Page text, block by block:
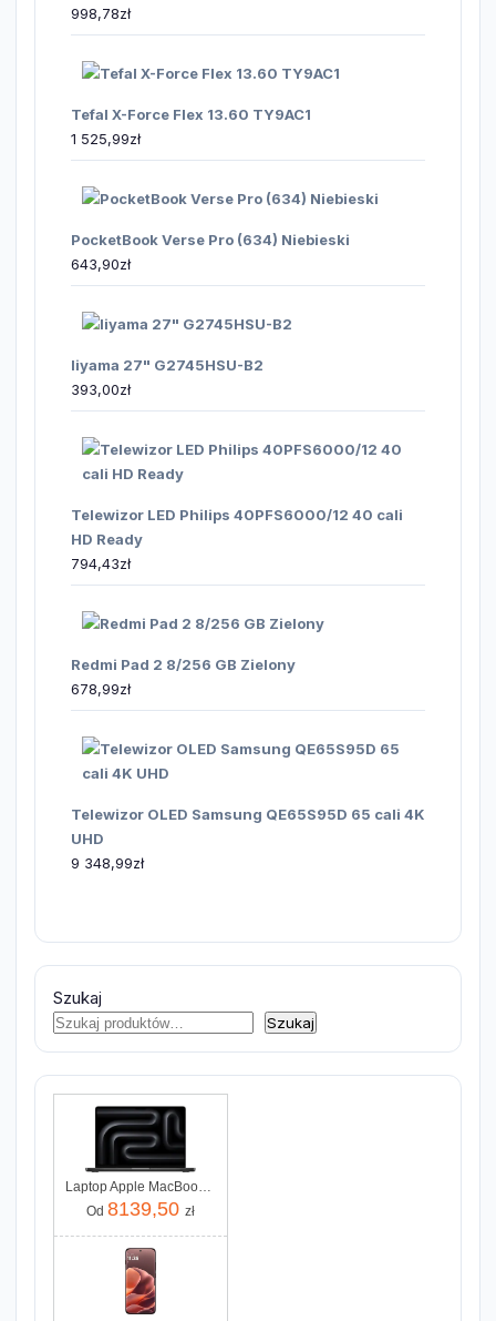
998,78zł
Tefal X-Force Flex 13.60 TY9AC1
1 525,99zł
PocketBook Verse Pro (634) Niebieski
643,90zł
Iiyama 27" G2745HSU-B2
393,00zł
Telewizor LED Philips 40PFS6000/12 40 cali
HD Ready
794,43zł
Redmi Pad 2 8/256 GB Zielony
678,99zł
Telewizor OLED Samsung QE65S95D 65 cali 4K
UHD
9 348,99zł
Szukaj
Szukaj
Laptop Apple MacBook Pro 2025 14" M5/16GB/512GB/macOS (MDE04ZEA)
Od 8139,50 zł